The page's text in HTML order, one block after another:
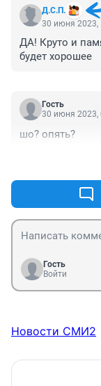
Д.С.П.
30 июня 2023,
ДА! Круто и
будет хорошее
Гость
30 июня 2023,
шо? опять?
Гость
Войти
Новости СМИ2